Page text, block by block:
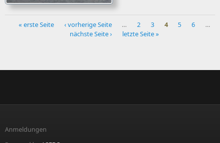
« erste Seite ‹ vorherige Seite … 2 3 4 5 6
…
nächste Seite ›
letzte Seite »
Anmeldungen